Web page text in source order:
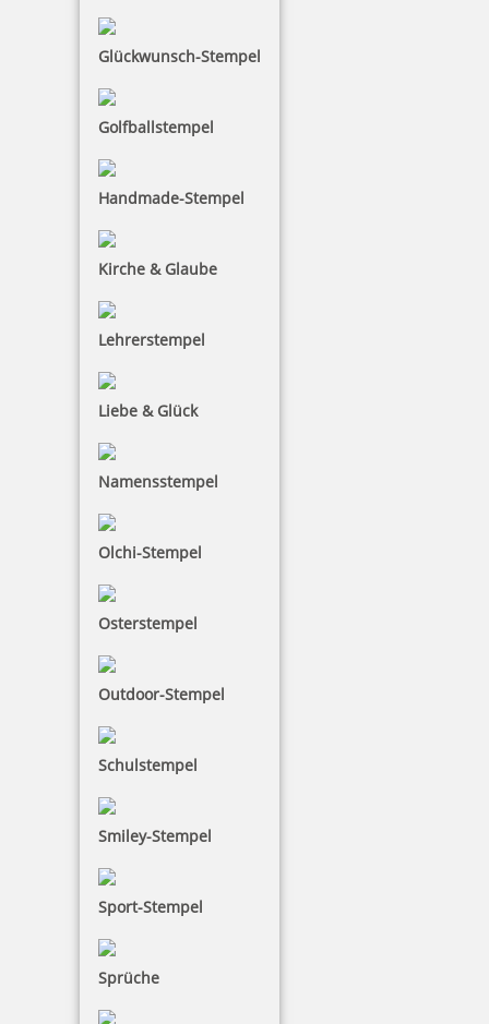
Glückwunsch-Stempel
Golfballstempel
Handmade-Stempel
Kirche & Glaube
Lehrerstempel
Liebe & Glück
Namensstempel
Olchi-Stempel
Osterstempel
Outdoor-Stempel
Schulstempel
Smiley-Stempel
Sport-Stempel
Sprüche
COLOP Printer R 40 Datum - 12 Stunden Kissen blau/rot
39,90 €
COLOP Printer R 40 Datum - 24 Stunden Kissen blau/rot
COLOP Mini-Dater S 160/L5 E-M@ILED Kissen blau/rot